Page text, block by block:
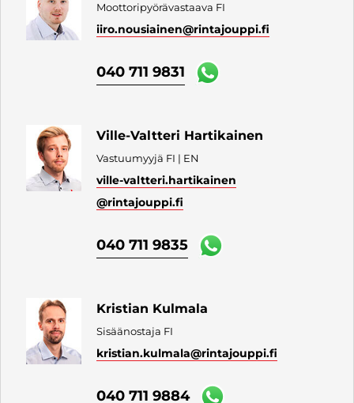
Moottoripyörävastaava FI
iiro.nousiainen@rintajouppi.fi
040 711 9831
Ville-Valtteri Hartikainen
Vastuumyyjä FI | EN
ville-valtteri.hartikainen
@rintajouppi.fi
040 711 9835
Kristian Kulmala
Sisäänostaja FI
kristian.kulmala@rintajouppi.fi
040 711 9884